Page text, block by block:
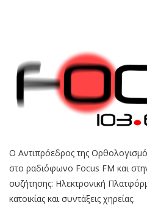
Ο Αντιπρόεδρος της
στο ραδιόφωνο Focus FM και
συζήτησης: Ηλεκτρονική
κατοικίας και συντάξεις χηρείας.